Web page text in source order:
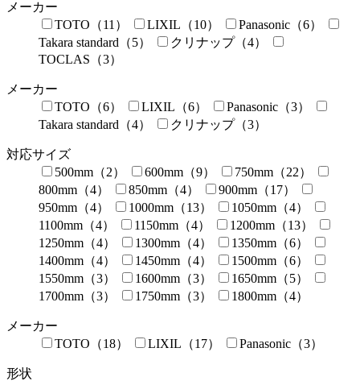
メーカー
TOTO（11）
LIXIL（10）
Panasonic（6）
Takara standard（5）
クリナップ（4）
TOCLAS（3）
メーカー
TOTO（6）
LIXIL（6）
Panasonic（3）
Takara standard（4）
クリナップ（3）
対応サイズ
500mm（2）
600mm（9）
750mm（22）
800mm（4）
850mm（4）
900mm（17）
950mm（4）
1000mm（13）
1050mm（4）
1100mm（4）
1150mm（4）
1200mm（13）
1250mm（4）
1300mm（4）
1350mm（6）
1400mm（4）
1450mm（4）
1500mm（6）
1550mm（3）
1600mm（3）
1650mm（5）
1700mm（3）
1750mm（3） 1800mm（4）
メーカー
TOTO（18）
LIXIL（17） Panasonic（3）
形状